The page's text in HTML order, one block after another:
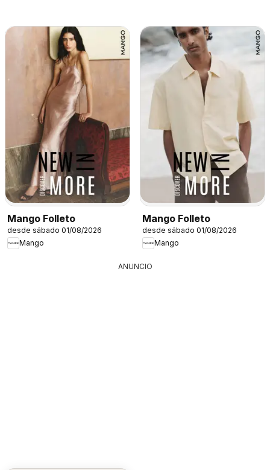
Mango Folleto
desde sábado 01/08/2026
Mango
Mango Folleto
desde sábado 01/08/2026
Mango
ANUNCIO